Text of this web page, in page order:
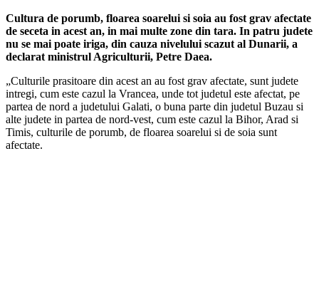
Cultura de porumb, floarea soarelui si soia au fost grav afectate
de seceta in acest an, in mai multe zone din tara. In patru judete
nu se mai poate iriga, din cauza nivelului scazut al Dunarii, a
declarat ministrul Agriculturii, Petre Daea.
„Culturile prasitoare din acest an au fost grav afectate, sunt judete
intregi, cum este cazul la Vrancea, unde tot judetul este afectat, pe
partea de nord a judetului Galati, o buna parte din judetul Buzau si
alte judete in partea de nord-vest, cum este cazul la Bihor, Arad si
Timis, culturile de porumb, de floarea soarelui si de soia sunt
afectate.